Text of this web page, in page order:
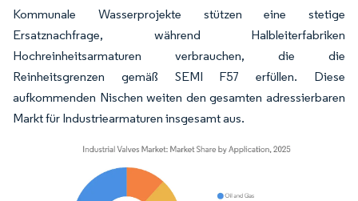
Kommunale Wasserprojekte stützen eine stetige
Ersatznachfrage, während Halbleiterfabriken
Hochreinheitsarmaturen verbrauchen, die die
Reinheitsgrenzen gemäß SEMI F57 erfüllen. Diese
aufkommenden Nischen weiten den gesamten adressierbaren
Markt für Industriearmaturen insgesamt aus.